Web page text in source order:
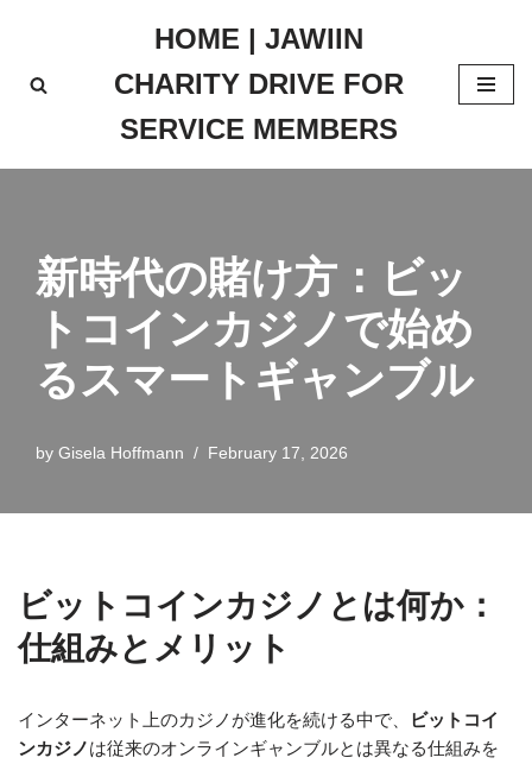
to
HOME | JAWIIN
CHARITY DRIVE FOR
SERVICE MEMBERS
新時代の賭け方：ビッ
トコインカジノで始め
るスマートギャンブル
by Gisela Hoffmann February 17, 2026
ビットコインカジノとは何か：
仕組みとメリット
インターネット上のカジノが進化を続ける中で、
ビットコイ
ンカジノは従来のオンラインギャンブルとは異なる仕組みを